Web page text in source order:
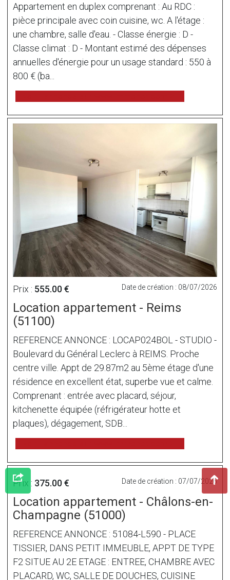
Appartement en duplex comprenant : Au RDC :
pièce principale avec coin cuisine, wc. A l'étage :
une chambre, salle d'eau. - Classe énergie : D -
Classe climat : D - Montant estimé des dépenses
annuelles d'énergie pour un usage standard : 550 à
800 € (ba...
Prix : 555.00 € Date de création : 08/07/2026
Location appartement - Reims
(51100)
REFERENCE ANNONCE : LOCAP024BOL - STUDIO -
Boulevard du Général Leclerc à REIMS. Proche
centre ville. Appt de 29.87m2 au 5ème étage d'une
résidence en excellent état, superbe vue et calme.
Comprenant : entrée avec placard, séjour,
kitchenette équipée (réfrigérateur hotte et
plaques), dégagement, SDB...
Prix : 375.00 € Date de création : 07/07/2026
Location appartement - Châlons-en-
Champagne (51000)
REFERENCE ANNONCE : 51084-L590 - PLACE
TISSIER, DANS PETIT IMMEUBLE, APPT DE TYPE
F2 SITUE AU 2E ETAGE : ENTREE, CHAMBRE AVEC
PLACARD, WC, SALLE DE DOUCHES, CUISINE